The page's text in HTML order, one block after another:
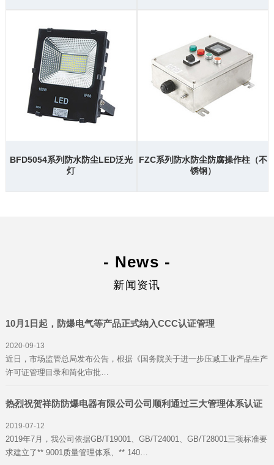
BFD5054系列防水防尘LED泛光
灯
FZC系列防水防尘防腐操作柱（不
锈钢）
- News -
新闻资讯
10月1日起，防爆电气等产品正式纳入CCC认证管理
2020-09-13
近日，市场监管总局发布公告，根据《国务院关于进一步压减工业产品生产
许可证管理目录和简化审批…
热烈祝贺祥防防爆电器有限公司公司顺利通过三大管理体系认证
2019-07-12
2019年7月，我公司依据GB/T19001、GB/T24001、GB/T28001三项标准要
求建立了** 9001质量管理体系、** 140…